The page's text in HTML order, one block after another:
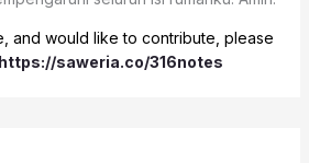
and would like to contribute, please
https://saweria.co/316notes